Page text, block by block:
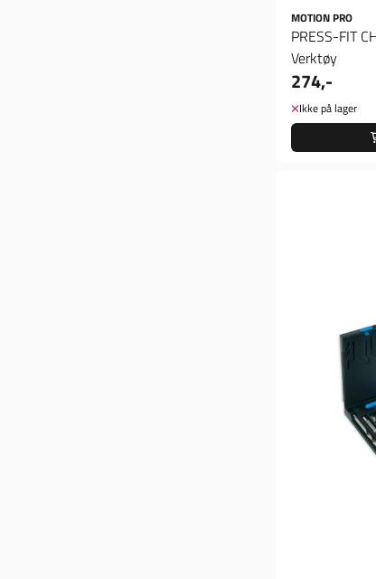
MOTION PRO
PRESS-FIT
Verktøy
274,-
Ikke på lager